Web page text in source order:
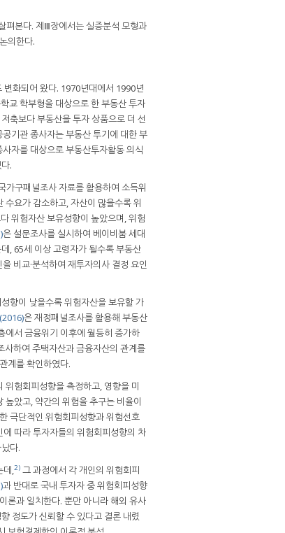
펴본다. 제Ⅲ장에서는 실증분석 모형과
의한다.
변화되어 왔다. 1970년대에서 1990년
교 학부형을 대상으로 한 부동산 투자
축보다 부동산을 투자 상품으로 더 선
기관 종사자는 부동산 투기에 대한 부
자를 대상으로 부동산투자활동 의식
.
가구패널조사 자료를 활용하여 소득위
요가 감소하고, 자산이 많을수록 위
위험자산 보유성향이 높았으며, 위험
은 설문조사를 실시하여 베이비붐 세대
, 65세 이상 고령자가 될수록 부동산
비교·분석하여 재투자의사 결정 요인
향이 낮을수록 위험자산을 보유할 가
은 재정패널조사를 활용해 부동산
에서 금융위기 이후에 월등히 증가하
하여 주택자산과 금융자산의 관계를
계를 확인하였다.
위험회피성향을 측정하고, 영향을 미
았고, 약간의 위험을 추구는 비율이
극단적인 위험회피성향과 위험선호
따라 투자자들의 위험회피성향의 차
다.
데,2) 그 과정에서 각 개인의 위험회피
과 반대로 국내 투자자 중 위험회피성향
론과 일치한다. 뿐만 아니라 해외 유사
정도가 신뢰할 수 있다고 결론 내렸